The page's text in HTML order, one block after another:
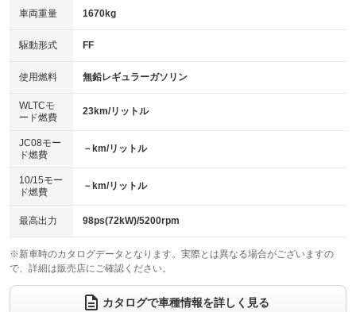
アイドリングストップ
：装備なし
USB入力端子
：装備なし
100V電源
：装備なし
センターデフロック
：装備なし
電動格納ミラー
：装備なし
キーレス
HID(キセノンライト)
：装備なし
バックカメラ
：装備なし
エアロ
：装備なし
：装備なし
パワーシート
ベンチシート
：装備なし
チップアップシート
：装備なし
：装備なし ：装備あり
ウォークスルー
：装備なし
電動リアゲート フロントカメラ
：装備なし
車両重量 1670kg
駆動形式 FF
使用燃料 無鉛レギュラーガソリン
WLTCモ
ード燃費
23km/リットル
JC08モー
ド燃費
－km/リットル
10/15モー
ド燃費
－km/リットル
最高出力 98ps(72kW)/5200rpm
※新車時のカタログデータとなります。実際とは異なる場合がございますの
で、詳細は販売店にご確認ください。
カタログで車種情報を詳しく見る